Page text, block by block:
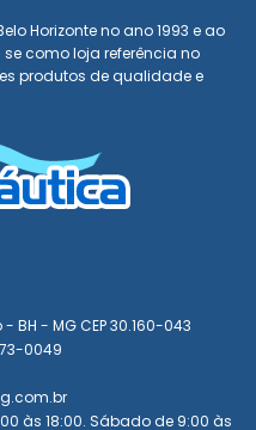
Horizonte no ano 1993 e ao
como loja referência no
produtos de qualidade e
BH - MG CEP 30.160-043
0049
às 18:00. Sábado de 9:00 às